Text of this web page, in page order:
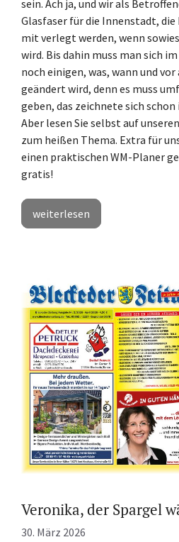
sein. Ach ja, und wir als
Glasfaser für die Innenstadt,
mit verlegt werden, wenn
wird. Bis dahin muss man sich
noch einigen, was, wann und
geändert wird, denn es muss
geben, das zeichnete sich schon
Aber lesen Sie selbst auf
zum heißen Thema. Extra für
einen praktischen WM-Planer
gratis!
weiterlesen
Veronika, der Spargel
30. März 2026